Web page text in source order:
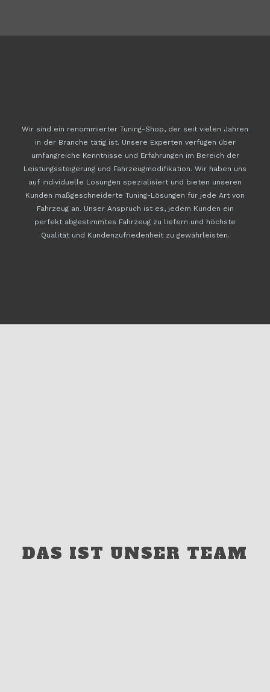
Wir sind ein renommierter Tuning-Shop, der seit vielen Jahren
in der Branche tätig ist. Unsere Experten verfügen über
umfangreiche Kenntnisse und Erfahrungen im Bereich der
Leistungssteigerung und Fahrzeugmodifikation. Wir haben uns
auf individuelle Lösungen spezialisiert und bieten unseren
Kunden maßgeschneiderte Tuning-Lösungen für jede Art von
Fahrzeug an. Unser Anspruch ist es, jedem Kunden ein
perfekt abgestimmtes Fahrzeug zu liefern und höchste
Qualität und Kundenzufriedenheit zu gewährleisten.
DAS IST UNSER TEAM